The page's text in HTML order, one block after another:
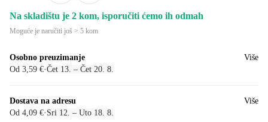
Na skladištu je 2 kom, isporučiti ćemo ih odmah
Moguće je naručiti još > 5 kom
Osobno preuzimanje
Od 3,59 €·Čet 13. – Čet 20. 8.
Više
Dostava na adresu
Od 4,09 €· Sri 12. – Uto 18. 8.
Više